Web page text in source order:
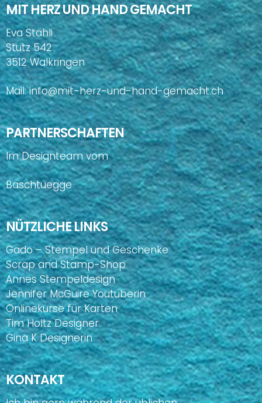
MIT HERZ UND HAND GEMACHT
Eva Stähli
Stutz 542
3512 Walkringen
Mail:info@mit-herz-und-hand-gemacht.ch
PARTNERSCHAFTEN
Im Designteam vom
Baschtuegge
NÜTZLICHE LINKS
Gado – Stempel und Geschenke
Scrap and Stamp-Shop
Annes Stempeldesign
Jennifer McGuire Youtuberin
Onlinekurse für Karten
Tim Holtz Designer
Gina K Designerin
KONTAKT